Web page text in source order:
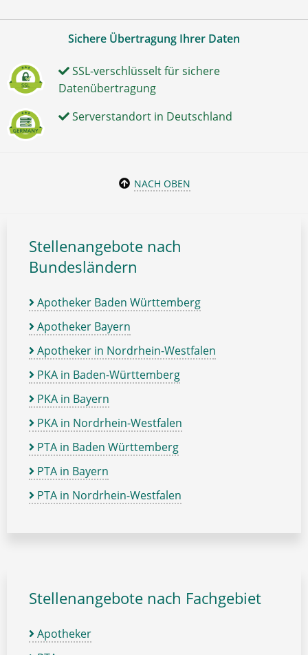
Sichere Übertragung Ihrer Daten
SSL-verschlüsselt für sichere
Datenübertragung
Serverstandort in Deutschland
NACH OBEN
Stellenangebote nach
Bundesländern
Apotheker Baden Württemberg
Apotheker Bayern
Apotheker in Nordrhein-Westfalen
PKA in Baden-Württemberg
PKA in Bayern
PKA in Nordrhein-Westfalen
PTA in Baden Württemberg
PTA in Bayern
PTA in Nordrhein-Westfalen
Stellenangebote nach Fachgebiet
Apotheker